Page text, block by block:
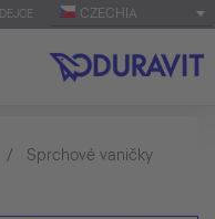
CZECHIA
Sprchové vaničky